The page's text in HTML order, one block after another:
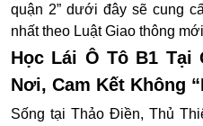
quận 2” dưới đây sẽ cung
nhất theo Luật Giao thông
Học Lái Ô Tô B1 Tại
Nơi, Cam Kết Không
Sống tại Thảo Điền, Thủ